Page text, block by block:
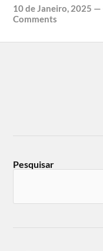
10 de Janeiro, 2025 —
Comments
Pesquisar